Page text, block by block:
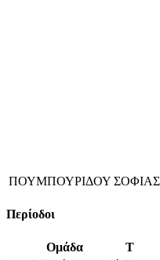
ΠΟΥΜΠΟΥΡΙΔΟΥ ΣΟΦΙΑΣ,
Περίοδοι
Ομάδα
T